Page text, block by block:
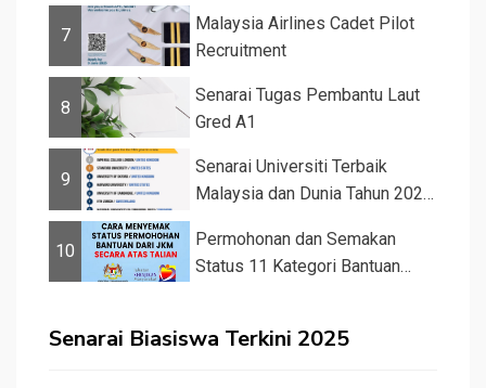
7
Malaysia Airlines Cadet Pilot
Recruitment
8
Senarai Tugas Pembantu Laut
Gred A1
9
Senarai Universiti Terbaik
Malaysia dan Dunia Tahun 2026
10
Permohonan dan Semakan
Status 11 Kategori Bantuan
Senarai Biasiswa Terkini 2025